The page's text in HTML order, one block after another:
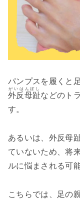
パンプスを履くと
外反母趾
がいはんぼし
などのト
す。
あるいは、外反母
ていないため、将
ルに悩まされる可
こちらでは、足の